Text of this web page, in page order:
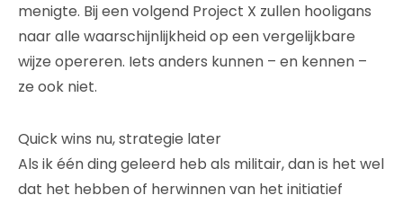
menigte. Bij een volgend Project X zullen hooligans
naar alle waarschijnlijkheid op een vergelijkbare
wijze opereren. Iets anders kunnen – en kennen –
ze ook niet.
Quick wins nu, strategie later
Als ik één ding geleerd heb als militair, dan is het wel
dat het hebben of herwinnen van het initiatief